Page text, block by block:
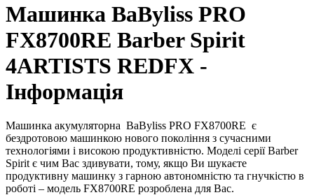
Машинка BaByliss PRO
FX8700RE Barber Spirit
4ARTISTS REDFX -
Інформація
Машинка акумуляторна BaByliss PRO FX8700RE є
бездротовою машинкою нового покоління з сучасними
технологіями і високою продуктивністю. Моделі серії Barber
Spirit є чим Вас здивувати, тому, якщо Ви шукаєте
продуктивну машинку з гарною автономністю та гнучкістю в
роботі – модель FX8700RE розроблена для Вас.